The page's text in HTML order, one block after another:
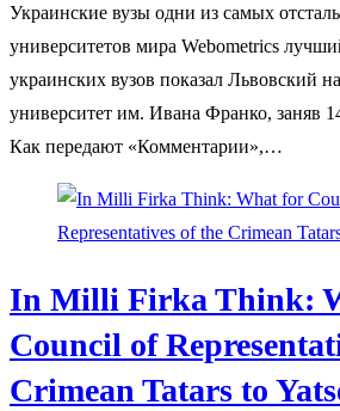
Украинские вузы одни из самых
университетов мира Webometrics
украинских вузов показал Львовский
университет им. Ивана Франко, заняв
Как передают «Комментарии»,…
In Milli Firka Think:
Council of
Crimean Tatars to